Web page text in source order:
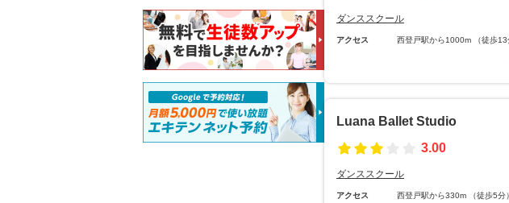
ダンススクール
アクセス 西登戸駅から1000m （徒歩13
Luana Ballet Studio
3.00
ダンススクール
アクセス 西登戸駅から330m （徒歩5分）